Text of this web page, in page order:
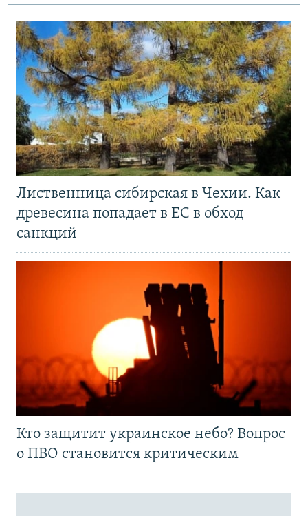
Лиственница сибирская в Чехии. Как
древесина попадает в ЕС в обход
санкций
Кто защитит украинское небо? Вопрос
о ПВО становится критическим